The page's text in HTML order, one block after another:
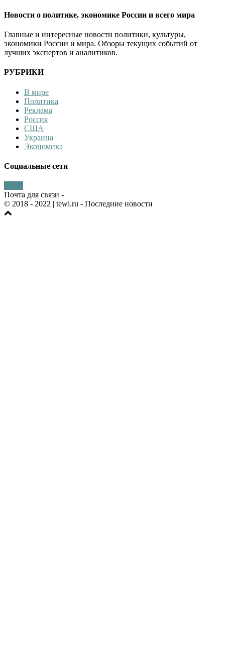
Новости о политике, экономике России и всего мира
Главные и интересные новости политики, культуры,
экономики России и мира. Обзоры текущих событий от
лучших экспертов и аналитиков.
РУБРИКИ
В мире
Политика
Реклама
Россия
США
Украина
Экономика
Социальные сети
Почта для связи -
© 2018 - 2022 | tewi.ru - Последние новости